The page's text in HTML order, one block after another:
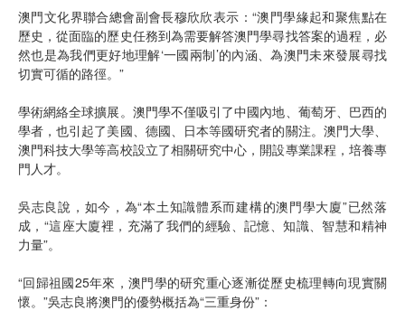
澳門文化界聯合總會副會長穆欣欣表示：“澳門學緣起和聚焦點在
歷史，從面臨的歷史任務到為需要解答澳門學尋找答案的過程，必
然也是為我們更好地理解‘一國兩制’的內涵、為澳門未來發展尋找
切實可循的路徑。”
學術網絡全球擴展。澳門學不僅吸引了中國內地、葡萄牙、巴西的
學者，也引起了美國、德國、日本等國研究者的關注。澳門大學、
澳門科技大學等高校設立了相關研究中心，開設專業課程，培養專
門人才。
吳志良說，如今，為“本土知識體系而建構的澳門學大廈”已然落
成，“這座大廈裡，充滿了我們的經驗、記憶、知識、智慧和精神
力量”。
“回歸祖國25年來，澳門學的研究重心逐漸從歷史梳理轉向現實關
懷。”吳志良將澳門的優勢概括為“三重身份”：